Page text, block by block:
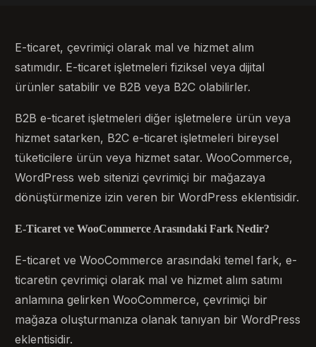
E-ticaret, çevrimiçi olarak mal ve hizmet alım
satımıdır. E-ticaret işletmeleri fiziksel veya dijital
ürünler satabilir ve B2B veya B2C olabilirler.
B2B e-ticaret işletmeleri diğer işletmelere ürün veya
hizmet satarken, B2C e-ticaret işletmeleri bireysel
tüketicilere ürün veya hizmet satar. WooCommerce,
WordPress web sitenizi çevrimiçi bir mağazaya
dönüştürmenize izin veren bir WordPress eklentisidir.
E-Ticaret ve WooCommerce Arasındaki Fark Nedir?
E-ticaret ve WooCommerce arasındaki temel fark, e-
ticaretin çevrimiçi olarak mal ve hizmet alım satımı
anlamına gelirken WooCommerce, çevrimiçi bir
mağaza oluşturmanıza olanak tanıyan bir WordPress
eklentisidir.